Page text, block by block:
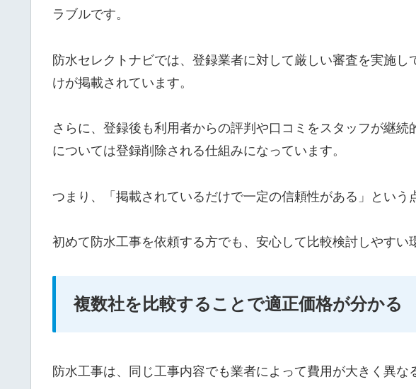
ラブルです。
防水セレクトナビでは、登録業者に対して厳しい審査を実施
けが掲載されています。
さらに、登録後も利用者からの評判や口コミをスタッフが継
については登録削除される仕組みになっています。
つまり、「掲載されているだけで一定の信頼性がある」という
初めて防水工事を依頼する方でも、安心して比較検討しやすい
複数社を比較することで適正価格が分かる
防水工事は、同じ工事内容でも業者によって費用が大きく異な